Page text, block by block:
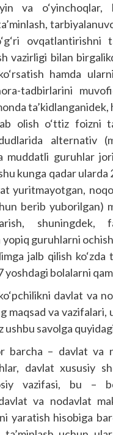
va
ovqatlantirishni
vazirligi bilan
hamda
tadbirlarini
olish o‘ttiz foizni
alternativ
muddatli guruhlar
kunga qadar
yuritmayotgan,
berib yuborilgan)
shuningdek,
yopiq guruhlarni
jalb qilish
yoshdagi bolalarni
davlat va
maqsad va
ushbu savolga
barcha – davlat va
davlat xususiy
vazifasi, bu –
va nodavlat
yaratish hisobiga